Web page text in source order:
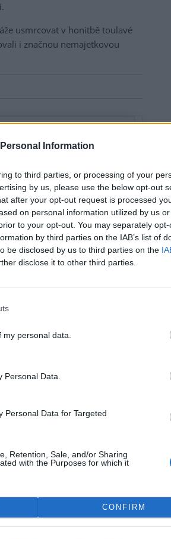
Information
to third parties, or processing of your
by us, please use the below opt-out
after your opt-out request is processed
on personal information utilized by us
to your opt-out. You may separately
by third parties on the IAB’s list of
be disclosed by us to third parties on the
disclose it to other third parties.
personal data.
Data.
Personal Data for Targeted
Retention, Sale, and/or Sharing
with the Purposes for which it
CONFIRM
usmrcovat v honitbě toulavé
i značnou nemajetkovou
nebo další šíření obsahu ze
ČTK.
pachové ohradníky proti zvěři